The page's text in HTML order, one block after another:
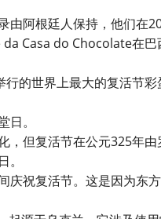
由阿根廷人保持，他们在
Casa do Chocolate在
的世界上最大的复活节
。
，但复活节在公元325年
庆祝复活节。这是因为东